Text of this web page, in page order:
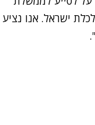
ישראל. אנו נציע